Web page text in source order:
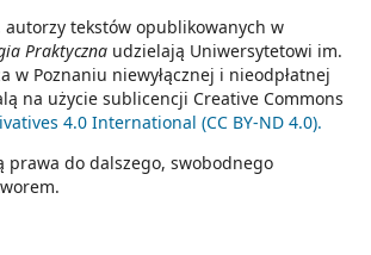
tekstów opublikowanych w
Praktyczna udzielają Uniwersytetowi im.
w Poznaniu niewyłącznej i nieodpłatnej
na użycie sublicencji Creative Commons
4.0 International (CC BY-ND 4.0).
prawa do dalszego, swobodnego